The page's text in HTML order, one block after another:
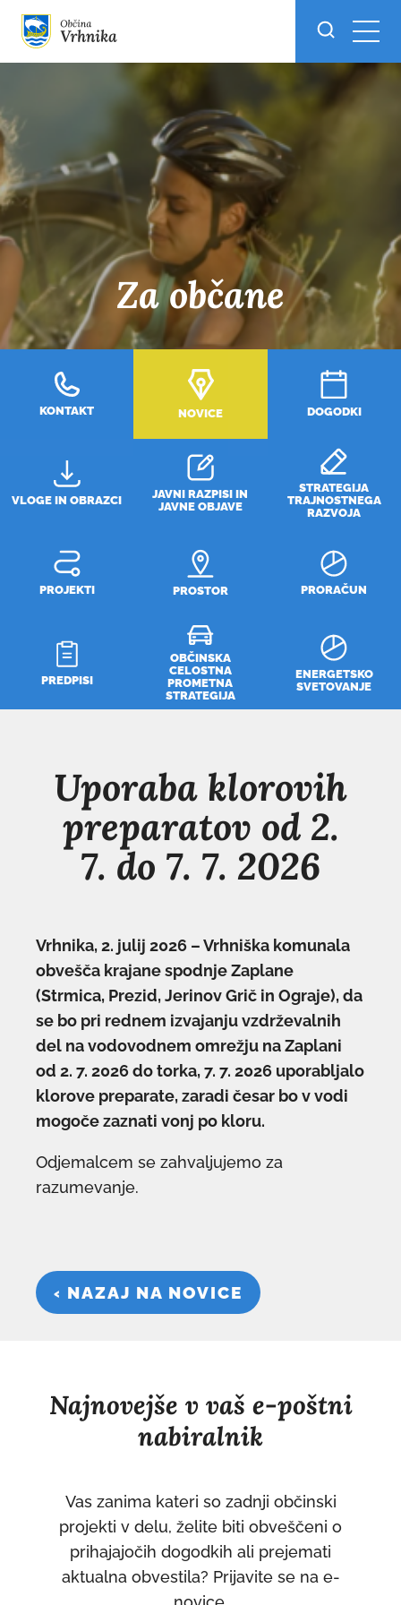
Skoči do osrednje vsebine
Za občane
KONTAKT NOVICE DOGODKI
VLOGE IN OBRAZCI
JAVNI RAZPISI IN
JAVNE OBJAVE
STRATEGIJA
TRAJNOSTNEGA
RAZVOJA
PROJEKTI PROSTOR PRORAČUN
PREDPISI
OBČINSKA
CELOSTNA
PROMETNA
STRATEGIJA
ENERGETSKO
SVETOVANJE
Uporaba klorovih
preparatov od 2.
7. do 7. 7. 2026
Vrhnika, 2. julij 2026 – Vrhniška komunala
obvešča krajane spodnje Zaplane
(Strmica, Prezid, Jerinov Grič in Ograje), da
se bo pri rednem izvajanju vzdrževalnih
del na vodovodnem omrežju na Zaplani
od 2. 7. 2026 do torka, 7. 7. 2026 uporabljalo
klorove preparate, zaradi česar bo v vodi
mogoče zaznati vonj po kloru.
Odjemalcem se zahvaljujemo za
razumevanje.
‹ NAZAJ NA NOVICE
Najnovejše v vaš e-poštni
nabiralnik
Vas zanima kateri so zadnji občinski
projekti v delu, želite biti obveščeni o
prihajajočih dogodkih ali prejemati
aktualna obvestila? Prijavite se na e-